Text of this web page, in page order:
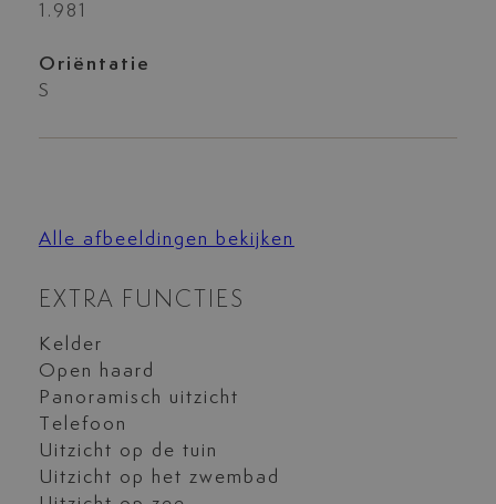
1.981
Oriëntatie
S
Alle afbeeldingen bekijken
EXTRA FUNCTIES
Kelder
Open haard
Panoramisch uitzicht
Telefoon
Uitzicht op de tuin
Uitzicht op het zwembad